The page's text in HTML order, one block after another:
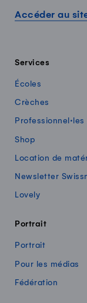
Accéder au
Services
Écoles
Crèches
Shop
Location de
Newsletter
Lovely
Portrait
Portrait
Pour les médias
Fédération